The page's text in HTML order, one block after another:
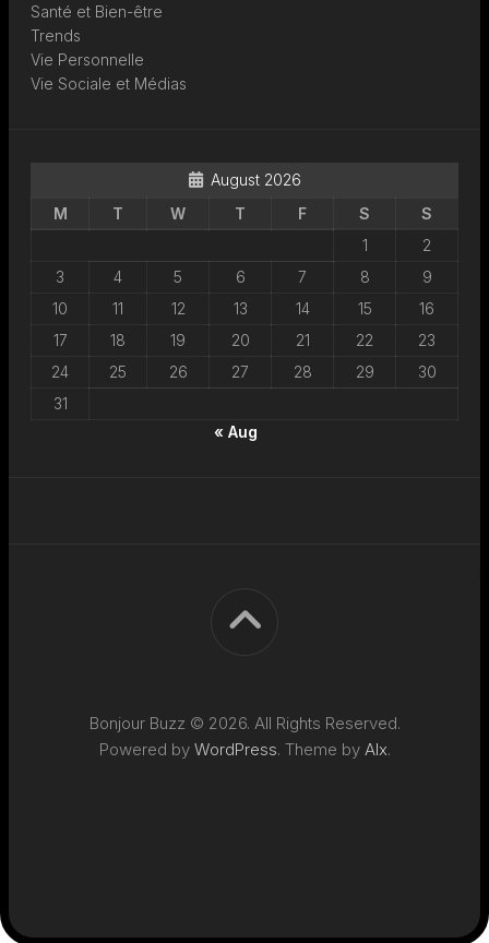
Santé et Bien-être
Trends
Vie Personnelle
Vie Sociale et Médias
August 2026
M
T W T F S
S
1
2
3
4 5 6 7 8
9
10
11 12 13 14 15
16
17
18 19 20 21 22
23
24
25 26 27 28 29
30
31
« Aug
Bonjour Buzz © 2026. All Rights Reserved.
Powered by WordPress. Theme by Alx.